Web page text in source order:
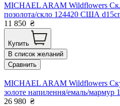
MICHAEL ARAM Wildflowers
позолота/скло 124420 США
11 850 ₴
Купить
В список желаний
Сравнить
MICHAEL ARAM Wildflowers
золоте напилення/емаль/
26 980 ₴